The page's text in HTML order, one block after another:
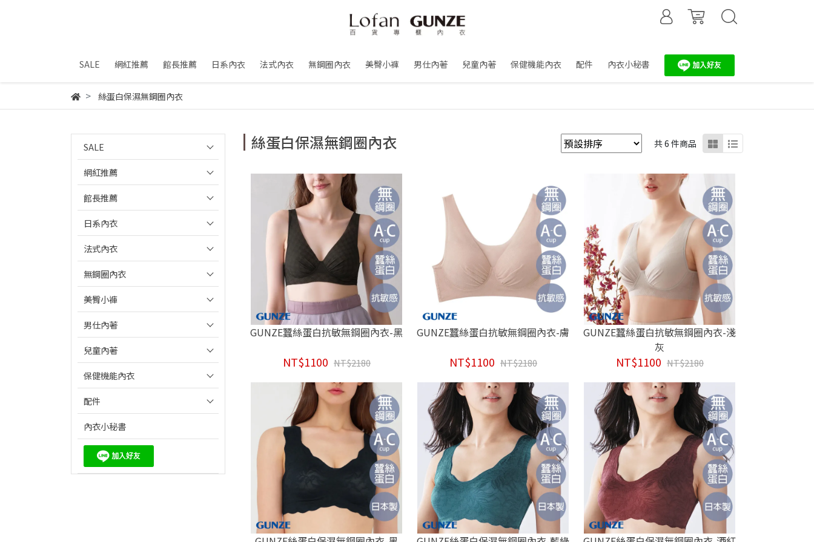
SALE 網紅推薦 館長推薦 日系內衣 法式內衣 無鋼圈內衣 美臀小褲 男仕內著 兒童內著 保健機能內衣 配件 內衣小秘書
絲蛋白保濕無鋼圈內衣
SALE
網紅推薦
館長推薦
日系內衣
法式內衣
無鋼圈內衣
美臀小褲
男仕內著
兒童內著
保健機能內衣
配件
內衣小秘書
絲蛋白保濕無鋼圈內衣 共 6 件商品
GUNZE蠶絲蛋白抗敏無鋼圈內衣-黑
NT$1100 NT$2180
GUNZE蠶絲蛋白抗敏無鋼圈內衣-膚
NT$1100 NT$2180
GUNZE蠶絲蛋白抗敏無鋼圈內衣-淺
灰
NT$1100 NT$2180